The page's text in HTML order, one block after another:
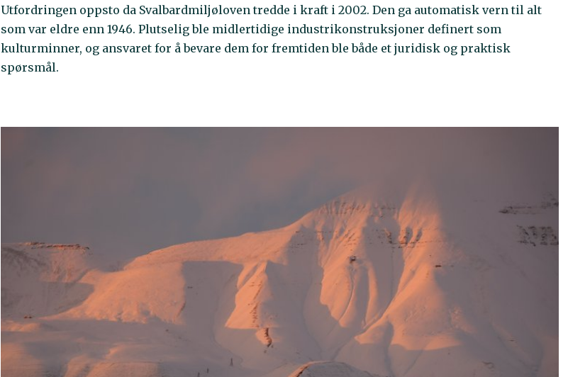
Utfordringen oppsto da Svalbardmiljøloven tredde i kraft i 2002. Den ga automatisk vern til alt
som var eldre enn 1946. Plutselig ble midlertidige industrikonstruksjoner definert som
kulturminner, og ansvaret for å bevare dem for fremtiden ble både et juridisk og praktisk
spørsmål.